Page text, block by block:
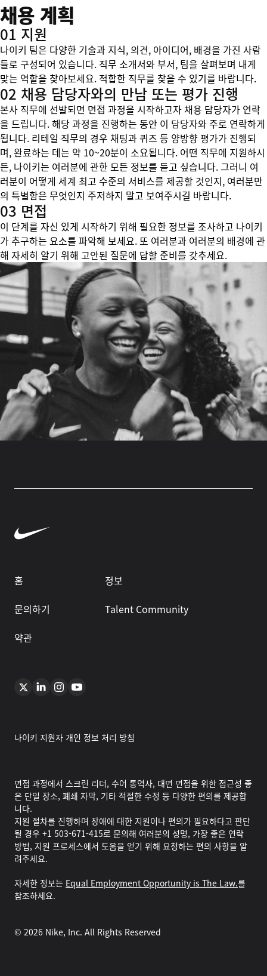
채용 계획
01 지원
나이키 팀은 다양한 기술과 지식, 의견, 아이디어, 배경을 가진 사람
들로 구성되어 있습니다. 직무 소개서와 부서, 팀을 살펴보며 내게
맞는 역할을 찾아보세요. 적합한 직무를 찾을 수 있기를 바랍니다.
02 채용 담당자와의 만남 또는 평가 진행
본사 직무에 선발되면 면접 과정을 시작하고자 채용 담당자가 연락
을 드립니다. 해당 과정을 진행하는 동안 이 담당자와 주로 연락하게
됩니다. 리테일 직무의 경우 채팅과 퀴즈 등 양방향 평가가 진행되
며, 완료하는 데는 약 10~20분이 소요됩니다. 어떤 직무에 지원하시
든, 나이키는 여러분에 관한 모든 정보를 듣고 싶습니다. 그러니 여
러분이 어떻게 세계 최고 수준의 서비스를 제공할 것인지, 여러분만
의 특별함은 무엇인지 주저하지 말고 보여주시길 바랍니다.
03 면접
이 단계를 자신 있게 시작하기 위해 필요한 정보를 조사하고 나이키
가 추구하는 요소를 파악해 보세요. 또 여러분과 여러분의 배경에 관
해 자세히 알기 위해 고안된 질문에 답할 준비를 갖추세요.
홈
정보
문의하기
Talent Community
약관
나이키 지원자 개인 정보 처리 방침
면접 과정에서 스크린 리더, 수어 통역사, 대면 면접을 위한 접근성 좋
은 단일 장소, 폐쇄 자막, 기타 적절한 수정 등 다양한 편의를 제공합
니다.
지원 절차를 진행하며 장애에 대한 지원이나 편의가 필요하다고 판단
될 경우 +1 503-671-415로 문의해 여러분의 성명, 가장 좋은 연락
방법, 지원 프로세스에서 도움을 얻기 위해 요청하는 편의 사항을 알
려주세요.
자세한 정보는 Equal Employment Opportunity is The Law.를
참조하세요.
© 2026 Nike, Inc. All Rights Reserved